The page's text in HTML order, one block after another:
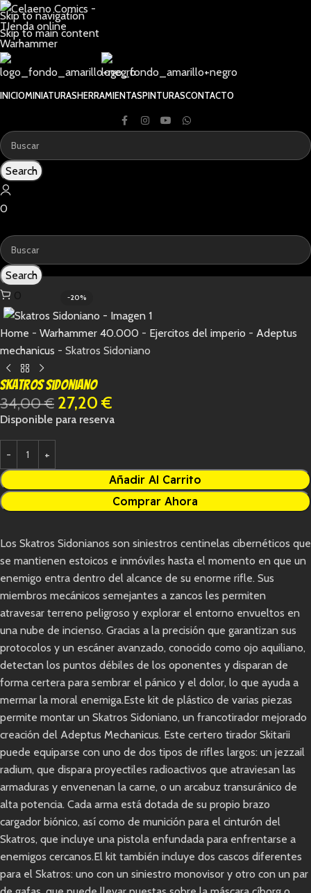
Skip to navigation
Skip to main content
INICIOMINIATURASHERRAMIENTASPINTURASCONTACTO
Search
0
Search
-20%
Home - Warhammer 40.000 - Ejercitos del imperio - Adeptus
mechanicus - Skatros Sidoniano
Skatros Sidoniano
34,00€ 27,20 €
Disponible para reserva
Añadir Al Carrito
Comprar Ahora
Los Skatros Sidonianos son siniestros centinelas cibernéticos que
se mantienen estoicos e inmóviles hasta el momento en que un
enemigo entra dentro del alcance de su enorme rifle. Sus
miembros mecánicos semejantes a zancos les permiten
atravesar terreno peligroso y explorar el entorno envueltos en
una nube de incienso. Gracias a la precisión que garantizan sus
protocolos y un escáner avanzado, conocido como ojo aquiliano,
detectan los puntos débiles de los oponentes y disparan de
forma certera para sembrar el pánico y el dolor, lo que ayuda a
mermar la moral enemiga.Este kit de plástico de varias piezas
permite montar un Skatros Sidoniano, un francotirador mejorado
creación del Adeptus Mechanicus. Este certero tirador Skitarii
puede equiparse con uno de dos tipos de rifles largos: un jezzail
radium, que dispara proyectiles radioactivos que atraviesan las
armaduras y envenenan la carne, o un arcabuz transuránico de
alta potencia. Cada arma está dotada de su propio brazo
cargador biónico, así como de munición para el cinturón del
Skatros, que incluye una pistola enfundada para enfrentarse a
enemigos cercanos.El kit también incluye dos cascos diferentes
para el Skatros: uno con un siniestro monovisor y otro con un par